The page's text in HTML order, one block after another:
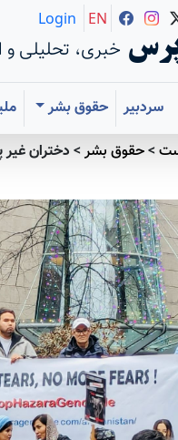
خبری، تحلیلی و
Login EN
سردبیر حقوق بشر
>حقوق بشر>دختران